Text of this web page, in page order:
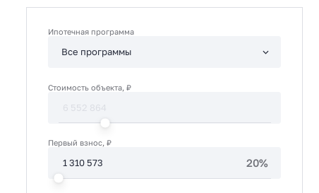
Ипотечная программа
Стоимость объекта, ₽
Первый взнос, ₽
20%